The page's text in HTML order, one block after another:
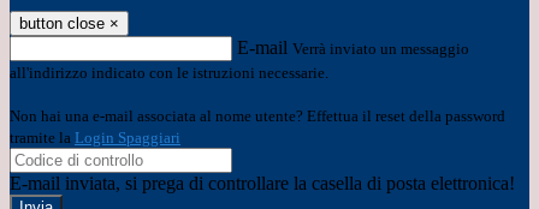
button close ×
E-mail Verrà inviato un messaggio
all'indirizzo indicato con le istruzioni necessarie.
Non hai una e-mail associata al nome utente? Effettua il reset della password
tramite la Login Spaggiari
E-mail inviata, si prega di controllare la casella di posta elettronica!